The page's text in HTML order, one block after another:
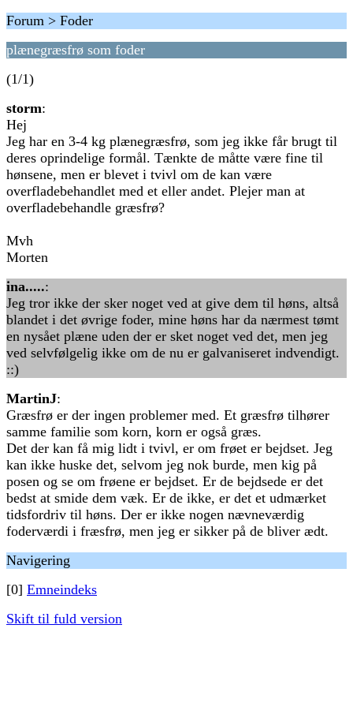
Forum > Foder
plænegræsfrø som foder
(1/1)
storm:
Hej
Jeg har en 3-4 kg plænegræsfrø, som jeg ikke får brugt til
deres oprindelige formål. Tænkte de måtte være fine til
hønsene, men er blevet i tvivl om de kan være
overfladebehandlet med et eller andet. Plejer man at
overfladebehandle græsfrø?
Mvh
Morten
ina.....:
Jeg tror ikke der sker noget ved at give dem til høns, altså
blandet i det øvrige foder, mine høns har da nærmest tømt
en nysået plæne uden der er sket noget ved det, men jeg
ved selvfølgelig ikke om de nu er galvaniseret indvendigt.
::)
MartinJ:
Græsfrø er der ingen problemer med. Et græsfrø tilhører
samme familie som korn, korn er også græs.
Det der kan få mig lidt i tvivl, er om frøet er bejdset. Jeg
kan ikke huske det, selvom jeg nok burde, men kig på
posen og se om frøene er bejdset. Er de bejdsede er det
bedst at smide dem væk. Er de ikke, er det et udmærket
tidsfordriv til høns. Der er ikke nogen nævneværdig
foderværdi i fræsfrø, men jeg er sikker på de bliver ædt.
Navigering
[0] Emneindeks
Skift til fuld version